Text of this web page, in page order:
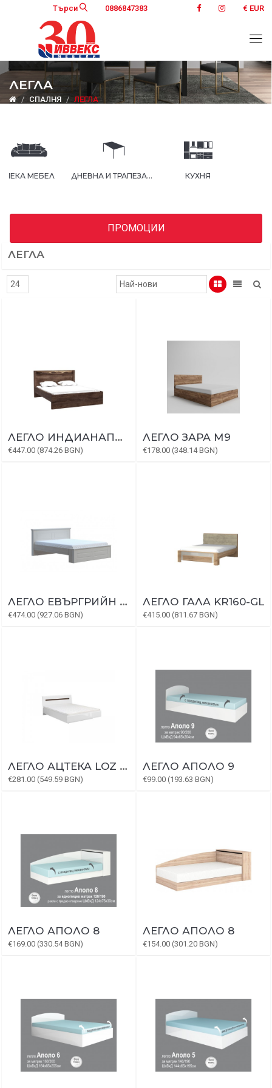
Търси 0886847383 € EUR
ЛЕГЛА
СПАЛНЯ ЛЕГЛА
ДНЕВНА И ТРАПЕЗАРИЯ КУХНЯ
ПРОМОЦИИ
ЛЕГЛА
ЛЕГЛО ИНДИАНАПОЛИС I-19
€447.00 (874.26 BGN)
ЛЕГЛО ЗАРА М9
€178.00 (348.14 BGN)
ЛЕГЛО ЕВЪРГРИЙН KR160/EG
€474.00 (927.06 BGN)
ЛЕГЛО ГАЛА KR160-GL
€415.00 (811.67 BGN)
ЛЕГЛО АЦТЕКА LOZ 160
€281.00 (549.59 BGN)
ЛЕГЛО АПОЛО 9
€99.00 (193.63 BGN)
ЛЕГЛО АПОЛО 8
€169.00 (330.54 BGN)
ЛЕГЛО АПОЛО 8
€154.00 (301.20 BGN)